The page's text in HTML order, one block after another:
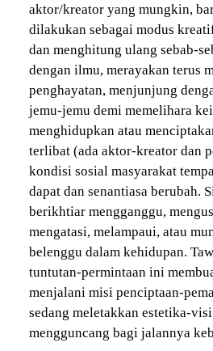
aktor/kreator yang mungkin,
dilakukan sebagai modus
dan menghitung ulang sebab-
dengan ilmu, merayakan terus
penghayatan, menjunjung
jemu-jemu demi memelihara
menghidupkan atau
terlibat (ada aktor-kreator dan
kondisi sosial masyarakat
dapat dan senantiasa berubah.
berikhtiar mengganggu,
mengatasi, melampaui, atau
belenggu dalam kehidupan.
tuntutan-permintaan ini
menjalani misi penciptaan-
sedang meletakkan estetika-
mengguncang bagi jalannya